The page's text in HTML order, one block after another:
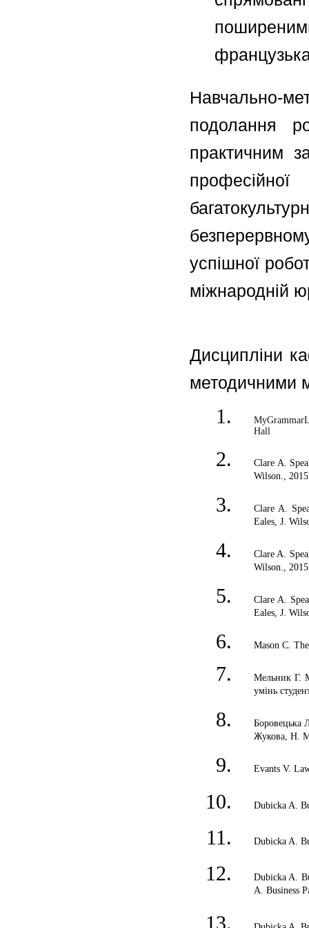
Навчально-
подолання
практичним
успішної
міжнародній
Дисципліни
методичними
Hall
Clare A.
Wilson.,
Clare A.
Eales, J.
Clare A.
Wilson.,
Clare A.
Eales, J.
Mason C.
Мельник Г.
умінь
Боровецька
Жукова, Н.
Evants V.
Dubicka A.
Dubicka A.
Dubicka A.
A. Business